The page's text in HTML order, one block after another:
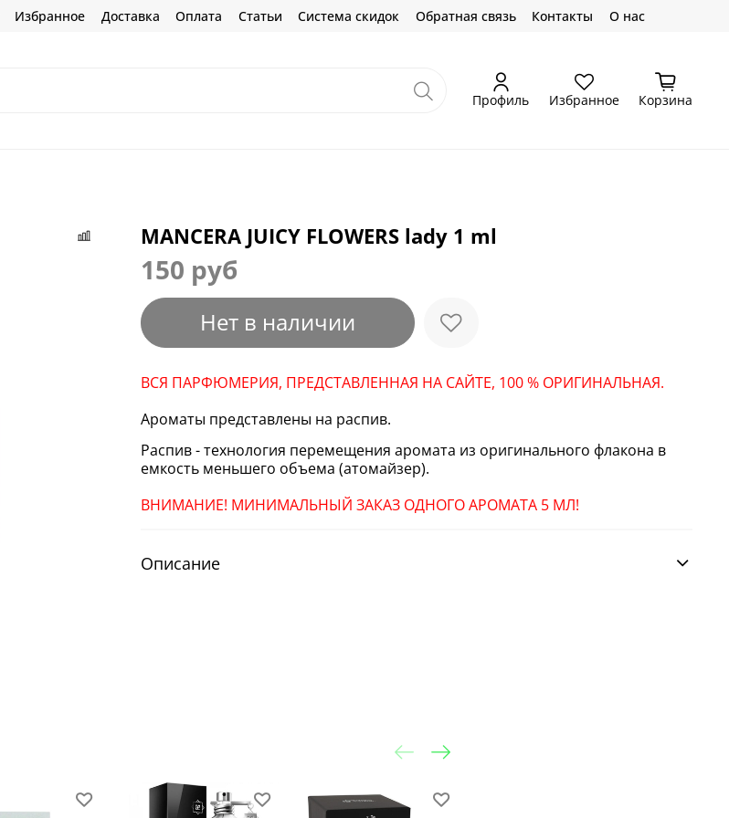
Избранное Доставка Оплата Статьи Система скидок Обратная связь Контакты О нас
Профиль Избранное Корзина
MANCERA JUICY FLOWERS lady 1 ml
150 руб
Нет в наличии
ВСЯ ПАРФЮМЕРИЯ, ПРЕДСТАВЛЕННАЯ НА САЙТЕ, 100 % ОРИГИНАЛЬНАЯ.
Ароматы представлены на распив.
Распив - технология перемещения аромата из оригинального флакона в
емкость меньшего объема (атомайзер).
ВНИМАНИЕ! МИНИМАЛЬНЫЙ ЗАКАЗ ОДНОГО АРОМАТА 5 МЛ!
Описание